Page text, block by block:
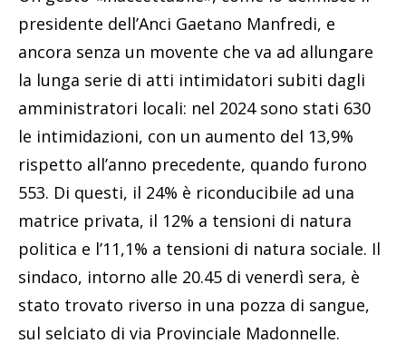
presidente dell’Anci Gaetano Manfredi, e
ancora senza un movente che va ad allungare
la lunga serie di atti intimidatori subiti dagli
amministratori locali: nel 2024 sono stati 630
le intimidazioni, con un aumento del 13,9%
rispetto all’anno precedente, quando furono
553. Di questi, il 24% è riconducibile ad una
matrice privata, il 12% a tensioni di natura
politica e l’11,1% a tensioni di natura sociale. Il
sindaco, intorno alle 20.45 di venerdì sera, è
stato trovato riverso in una pozza di sangue,
sul selciato di via Provinciale Madonnelle.